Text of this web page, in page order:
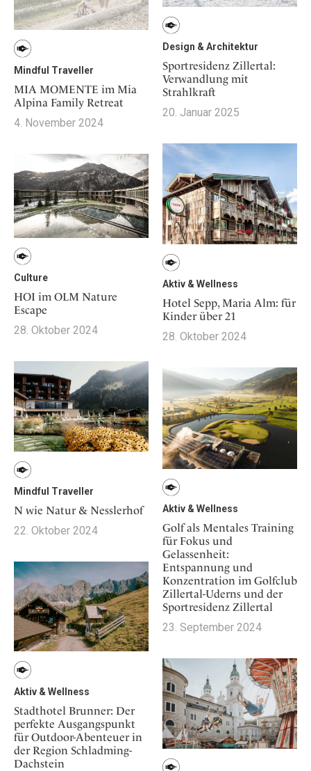
Design & Architektur
Sportresidenz Zillertal:
Verwandlung mit
Strahlkraft
20. Januar 2025
Mindful Traveller
MIA MOMENTE im Mia
Alpina Family Retreat
4. November 2024
Aktiv & Wellness
Hotel Sepp, Maria Alm: für
Kinder über 21
28. Oktober 2024
Culture
HOI im OLM Nature
Escape
28. Oktober 2024
Mindful Traveller
N wie Natur & Nesslerhof
22. Oktober 2024
Aktiv & Wellness
Golf als Mentales Training
für Fokus und
Gelassenheit:
Entspannung und
Konzentration im Golfclub
Zillertal-Uderns und der
Sportresidenz Zillertal
23. September 2024
Aktiv & Wellness
Stadthotel Brunner: Der
perfekte Ausgangspunkt
für Outdoor-Abenteuer in
der Region Schladming-
Dachstein